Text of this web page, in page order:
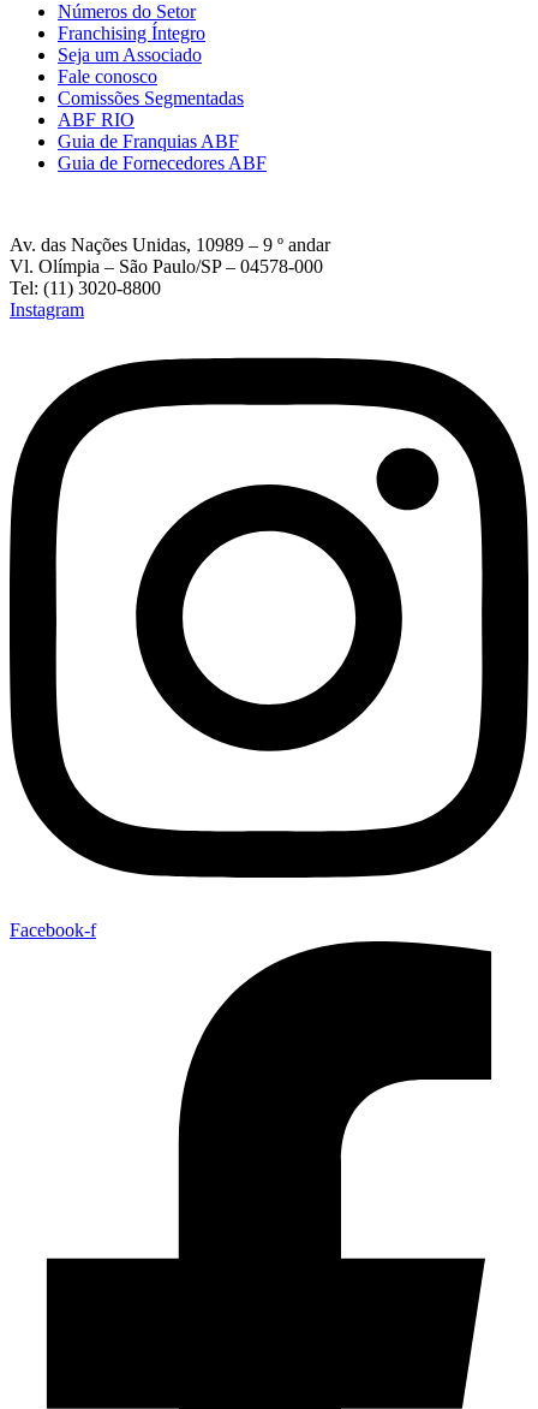
Números do Setor
Franchising Íntegro
Seja um Associado
Fale conosco
Comissões Segmentadas
ABF RIO
Guia de Franquias ABF
Guia de Fornecedores ABF
Av. das Nações Unidas, 10989 – 9 º andar
Vl. Olímpia – São Paulo/SP – 04578-000
Tel: (11) 3020-8800
Instagram
Facebook-f